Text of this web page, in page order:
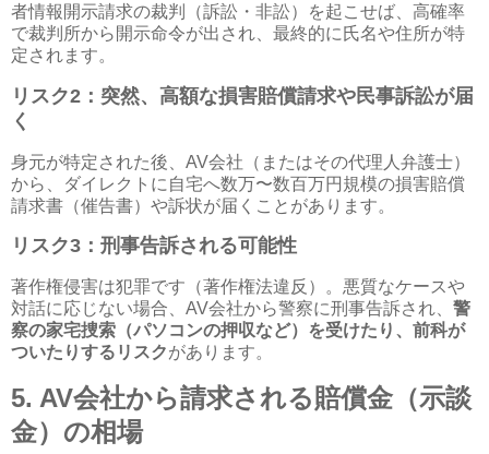
者情報開示請求の裁判（訴訟・非訟）を起こせば、高確率
で裁判所から開示命令が出され、最終的に氏名や住所が特
定されます。
リスク2 ：突然、高額な損害賠償請求や民事訴訟が届
く
身元が特定された後、 AV会社（またはその代理人弁護士）
から、ダイレクトに自宅へ数万〜数百万円規模の損害賠償
請求書（催告書）や訴状が届くことがあります。
リスク3 ：刑事告訴される可能性
著作権侵害は犯罪です（著作権法違反）。悪質なケースや
対話に応じない場合、 AV会社から警察に刑事告訴され、 警
察の家宅捜索（パソコンの押収など）を受けたり、前科が
ついたりするリスクがあります。
5. AV会社から請求される賠償金（示談
金）の相場